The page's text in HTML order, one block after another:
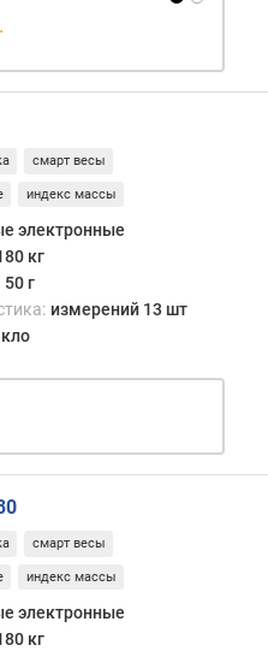
смарт весы
индекс массы
электронные
кг
50 г
измерений 13 шт
смарт весы
индекс массы
электронные
кг